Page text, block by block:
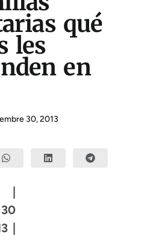
qué
les
en
30, 2013
|
|